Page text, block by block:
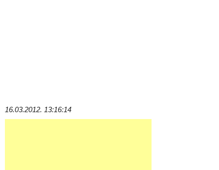
16.03.2012. 13:16:14